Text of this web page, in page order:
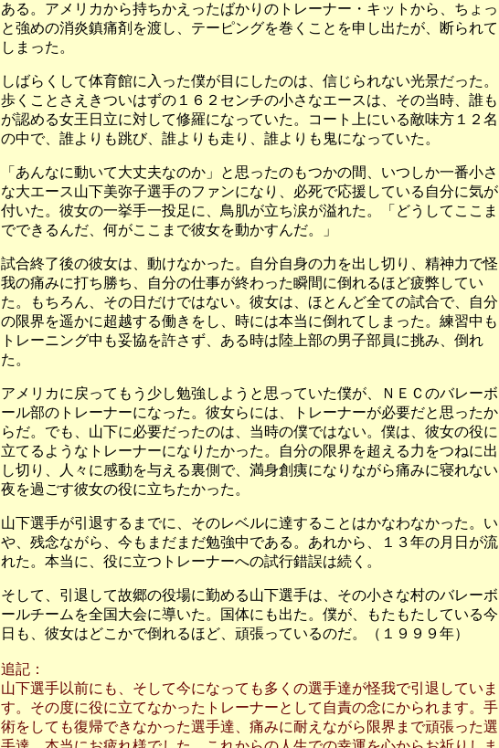
ある。アメリカから持ちかえったばかりのトレーナー・キットから、ちょっ
と強めの消炎鎮痛剤を渡し、テーピングを巻くことを申し出たが、断られて
しまった。
しばらくして体育館に入った僕が目にしたのは、信じられない光景だった。
歩くことさえきついはずの１６２センチの小さなエースは、その当時、誰も
が認める女王日立に対して修羅になっていた。コート上にいる敵味方１２名
の中で、誰よりも跳び、誰よりも走り、誰よりも鬼になっていた。
「あんなに動いて大丈夫なのか」と思ったのもつかの間、いつしか一番小さ
な大エース山下美弥子選手のファンになり、必死で応援している自分に気が
付いた。彼女の一挙手一投足に、鳥肌が立ち涙が溢れた。「どうしてここま
でできるんだ、何がここまで彼女を動かすんだ。」
試合終了後の彼女は、動けなかった。自分自身の力を出し切り、精神力で怪
我の痛みに打ち勝ち、自分の仕事が終わった瞬間に倒れるほど疲弊してい
た。もちろん、その日だけではない。彼女は、ほとんど全ての試合で、自分
の限界を遥かに超越する働きをし、時には本当に倒れてしまった。練習中も
トレーニング中も妥協を許さず、ある時は陸上部の男子部員に挑み、倒れ
た。
アメリカに戻ってもう少し勉強しようと思っていた僕が、ＮＥＣのバレーボ
ール部のトレーナーになった。彼女らには、トレーナーが必要だと思ったか
らだ。でも、山下に必要だったのは、当時の僕ではない。僕は、彼女の役に
立てるようなトレーナーになりたかった。自分の限界を超える力をつねに出
し切り、人々に感動を与える裏側で、満身創痍になりながら痛みに寝れない
夜を過ごす彼女の役に立ちたかった。
山下選手が引退するまでに、そのレベルに達することはかなわなかった。い
や、残念ながら、今もまだまだ勉強中である。あれから、１３年の月日が流
れた。本当に、役に立つトレーナーへの試行錯誤は続く。
そして、引退して故郷の役場に勤める山下選手は、その小さな村のバレーボ
ールチームを全国大会に導いた。国体にも出た。僕が、もたもたしている今
日も、彼女はどこかで倒れるほど、頑張っているのだ。（１９９９年）
追記：
山下選手以前にも、そして今になっても多くの選手達が怪我で引退していま
す。その度に役に立てなかったトレーナーとして自責の念にかられます。手
術をしても復帰できなかった選手達、痛みに耐えながら限界まで頑張った選